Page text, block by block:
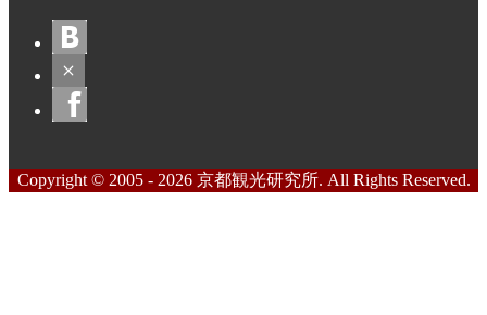
Copyright © 2005 - 2026 京都観光研究所. All Rights Reserved.